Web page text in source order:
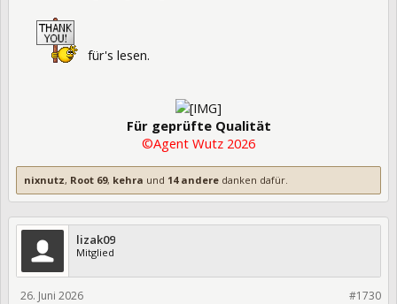
für's lesen.
Für geprüfte Qualität
©Agent Wutz 2026
nixnutz, Root 69, kehra und 14 andere danken dafür.
lizak09
Mitglied
#1730
26. Juni 2026